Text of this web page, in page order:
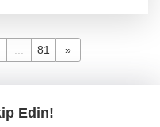
81 »
Edin!